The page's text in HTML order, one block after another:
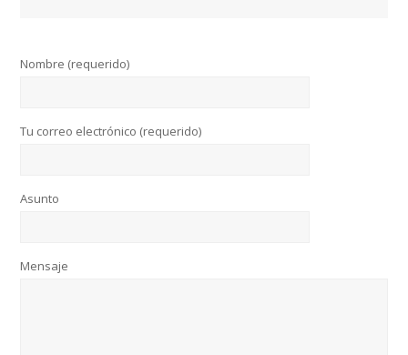
Nombre (requerido)
Tu correo electrónico (requerido)
Asunto
Mensaje